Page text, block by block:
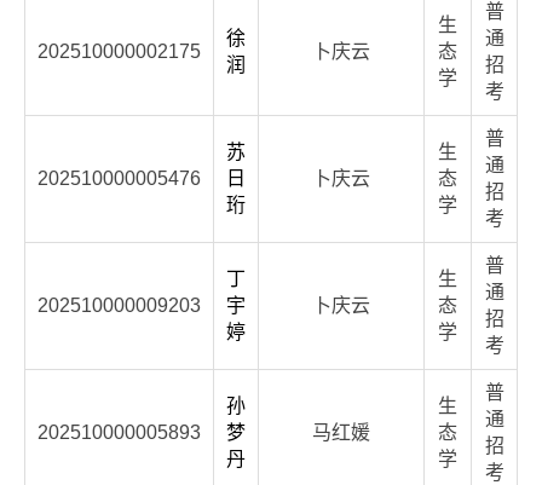
202510000002175
徐
润
卜庆云
生
态
学
普
通
招
考
202510000005476
苏
日
珩
卜庆云
生
态
学
普
通
招
考
202510000009203
丁
宇
婷
卜庆云
生
态
学
普
通
招
考
202510000005893
孙
梦
丹
马红媛
生
态
学
普
通
招
考